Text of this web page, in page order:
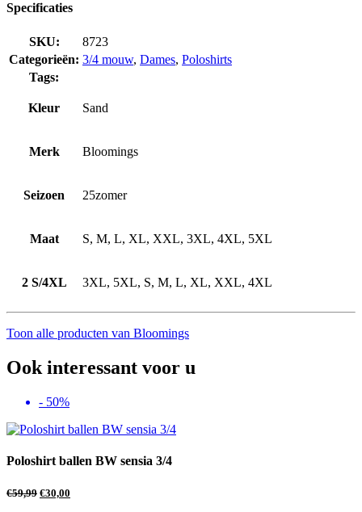
Specificaties
SKU:
8723
Categorieën: 3/4 mouw, Dames, Poloshirts
Tags:
Kleur Sand
Merk Bloomings
Seizoen 25zomer
Maat S, M, L, XL, XXL, 3XL, 4XL, 5XL
2 S/4XL 3XL, 5XL, S, M, L, XL, XXL, 4XL
Toon alle producten van Bloomings
Ook interessant voor u
- 50%
Poloshirt ballen BW sensia 3/4
€59,99 €30,00